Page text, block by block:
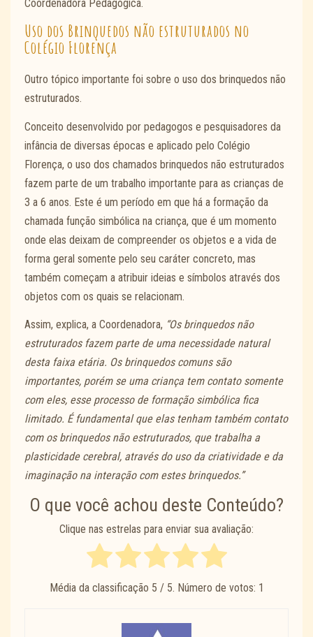
Coordenadora Pedagógica.
Uso dos Brinquedos não estruturados no
Colégio Florença
Outro tópico importante foi sobre o uso dos brinquedos não
estruturados.
Conceito desenvolvido por pedagogos e pesquisadores da
infância de diversas épocas e aplicado pelo Colégio
Florença, o uso dos chamados brinquedos não estruturados
fazem parte de um trabalho importante para as crianças de
3 a 6 anos. Este é um período em que há a formação da
chamada função simbólica na criança, que é um momento
onde elas deixam de compreender os objetos e a vida de
forma geral somente pelo seu caráter concreto, mas
também começam a atribuir ideias e símbolos através dos
objetos com os quais se relacionam.
Assim, explica, a Coordenadora, “Os brinquedos não
estruturados fazem parte de uma necessidade natural
desta faixa etária. Os brinquedos comuns são
importantes, porém se uma criança tem contato somente
com eles, esse processo de formação simbólica fica
limitado. É fundamental que elas tenham também contato
com os brinquedos não estruturados, que trabalha a
plasticidade cerebral, através do uso da criatividade e da
imaginação na interação com estes brinquedos.”
O que você achou deste Conteúdo?
Clique nas estrelas para enviar sua avaliação:
Média da classificação 5 / 5. Número de votos: 1